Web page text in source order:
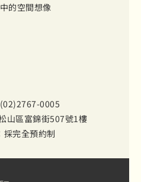
的空間想像
0005
山區富錦街507號1樓
採完全預約制